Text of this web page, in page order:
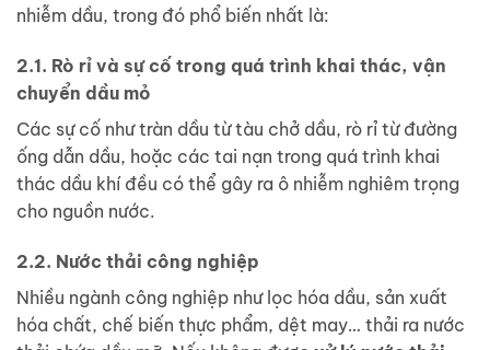
nhiễm dầu, trong đó phổ biến nhất là:
2.1. Rò rỉ và sự cố trong quá trình khai thác, vận
chuyển dầu mỏ
Các sự cố như tràn dầu từ tàu chở dầu, rò rỉ từ đường
ống dẫn dầu, hoặc các tai nạn trong quá trình khai
thác dầu khí đều có thể gây ra ô nhiễm nghiêm trọng
cho nguồn nước.
2.2. Nước thải công nghiệp
Nhiều ngành công nghiệp như lọc hóa dầu, sản xuất
hóa chất, chế biến thực phẩm, dệt may… thải ra nước